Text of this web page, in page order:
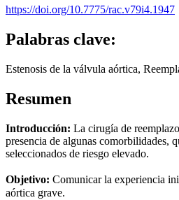
https://doi.org/10.7775/rac.v79i4.1947
Palabras clave:
Estenosis de la válvula aórtica,
Resumen
Introducción: La cirugía de
presencia de algunas comorbilidades,
seleccionados de riesgo elevado.
Objetivo: Comunicar la experiencia
aórtica grave.